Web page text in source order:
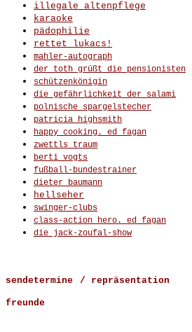
illegale altenpflege
karaoke
pädophilie
rettet lukacs!
mahler-autograph
der toth grüßt die pensionisten
schützenkönigin
die gefährlichkeit der salami
polnische spargelstecher
patricia highsmith
happy cooking. ed fagan
zwettls traum
berti vogts
fußball-bundestrainer
dieter baumann
hellseher
swinger-clubs
class-action hero. ed fagan
die jack-zoufal-show
sendetermine / repräsentation
freunde